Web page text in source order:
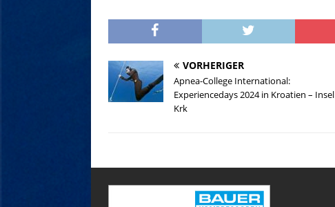
VORHERIGER
Apnea-College International:
Experiencedays 2024 in Kroatien – Insel
Krk